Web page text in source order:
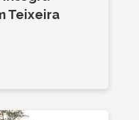
Teixeira